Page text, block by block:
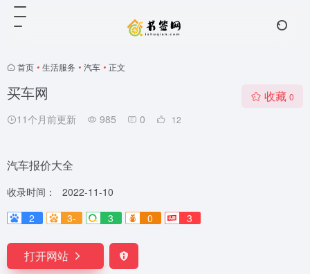
首页 • 生活服务 • 汽车 • 正文
买车网
11个月前更新 985 0 12
收藏 0
汽车报价大全
收录时间：
2022-11-10
2
3- 3 0 3
打开网站